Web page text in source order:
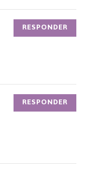
RESPONDER
RESPONDER